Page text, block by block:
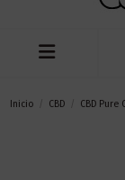
Inicio CBD CBD Pure